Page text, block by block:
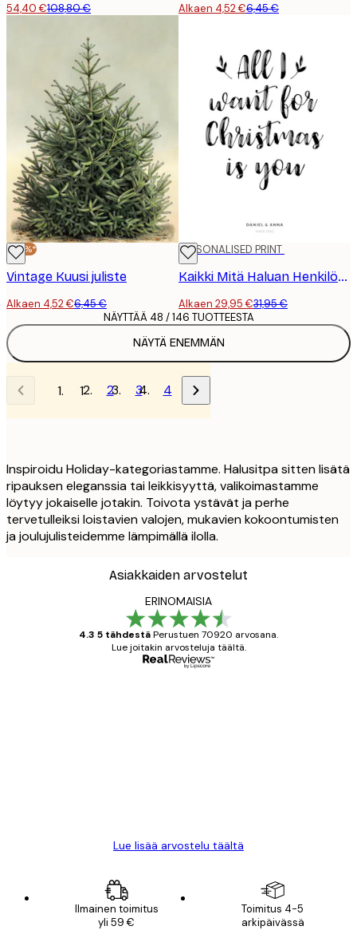
54,40 €108,80 € Alkaen 4,52 €6,45 €
-30%*
Vintage Kuusi juliste
Alkaen 4,52 €6,45 €
-6%
PERSONALISED PRINT
Kaikki Mitä Haluan Henkilökohtainen Juliste
Alkaen 29,95 €31,95 €
NÄYTÄ ENEMMÄN
NÄYTTÄÄ 48 / 146 TUOTTEESTA
1 2 3 4
Inspiroidu Holiday-kategoriastamme. Halusitpa sitten lisätä
ripauksen eleganssia tai leikkisyyttä, valikoimastamme
löytyy jokaiselle jotakin. Toivota ystävät ja perhe
tervetulleiksi loistavien valojen, mukavien kokoontumisten
ja joulujulisteidemme lämpimällä ilolla.
Asiakkaiden arvostelut
ERINOMAISIA
4.3 5 tähdestäPerustuen 70920 arvosana.
Lue joitakin arvosteluja täältä.
Lue lisää arvostelu täältä
Ilmainen toimitus
yli 59 €
Toimitus 4-5
arkipäivässä